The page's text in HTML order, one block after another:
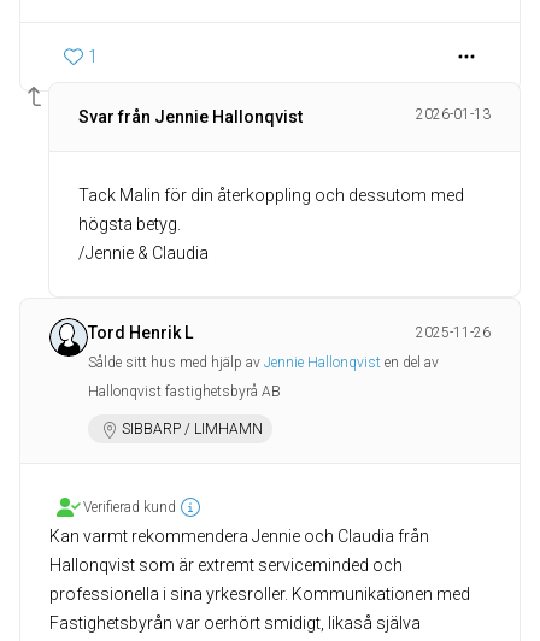
1
Svar från Jennie Hallonqvist 2026-01-13
Tack Malin för din återkoppling och dessutom med
högsta betyg.
/Jennie & Claudia
Tord Henrik L
2025-11-26
Sålde sitt hus med hjälp av Jennie Hallonqvist en del av
Hallonqvist fastighetsbyrå AB
SIBBARP / LIMHAMN
Verifierad kund
Kan varmt rekommendera Jennie och Claudia från
Hallonqvist som är extremt serviceminded och
professionella i sina yrkesroller. Kommunikationen med
Fastighetsbyrån var oerhört smidigt, likaså själva